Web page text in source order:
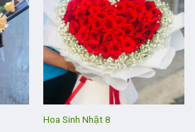
Hoa Sinh Nhật 8